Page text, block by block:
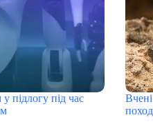
підлогу під час